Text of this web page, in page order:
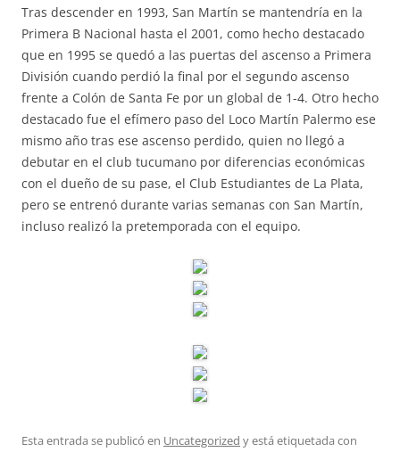
Tras descender en 1993, San Martín se mantendría en la
Primera B Nacional hasta el 2001, como hecho destacado
que en 1995 se quedó a las puertas del ascenso a Primera
División cuando perdió la final por el segundo ascenso
frente a Colón de Santa Fe por un global de 1-4. Otro hecho
destacado fue el efímero paso del Loco Martín Palermo ese
mismo año tras ese ascenso perdido, quien no llegó a
debutar en el club tucumano por diferencias económicas
con el dueño de su pase, el Club Estudiantes de La Plata,
pero se entrenó durante varias semanas con San Martín,
incluso realizó la pretemporada con el equipo.
Esta entrada se publicó en Uncategorized y está etiquetada con